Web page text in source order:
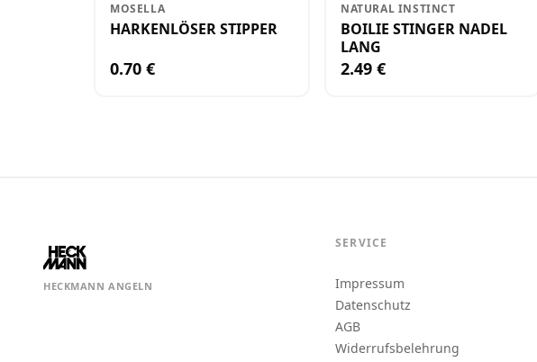
MOSELLA
HARKENLÖSER STIPPER
0.70 €
NATURAL INSTINCT
BOILIE STINGER NADEL
LANG
2.49 €
HECKMANN ANGELN
SERVICE
Impressum
Datenschutz
AGB
Widerrufsbelehrung